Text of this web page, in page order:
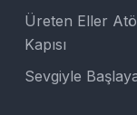
Üreten Eller
Kapısı
Sevgiyle